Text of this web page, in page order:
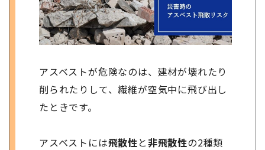
アスベストが危険なのは、建材が壊れたり
削られたりして、繊維が空気中に飛び出し
たときです。
アスベストには飛散性と非飛散性の2種類